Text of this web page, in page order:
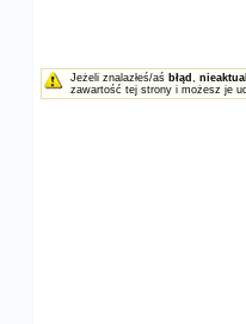
Jeżeli znalazłeś/aś błąd ,
zawartość tej strony i możesz je